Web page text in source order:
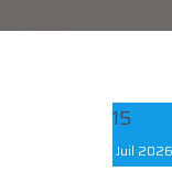
15
Juil 2026